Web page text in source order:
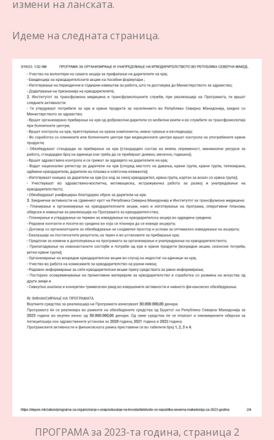
измени на ланската.
Идеме на следната страница.
ПРОГРАМА за 2023-та година, страница 2